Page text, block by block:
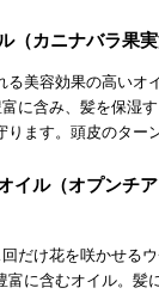
（カニナバラ果実
る美容効果の高いオ
に含み、髪を保湿
ます。頭皮のター
イル（オプンチ
だけ花を咲かせる
富に含むオイル。髪